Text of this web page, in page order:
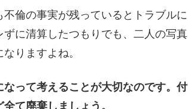
倫の事実が残っているとトラブルに
に清算したつもりでも、二人の写真
りますよね。
って考えることが大切なのです。付
て廃棄しましょう。